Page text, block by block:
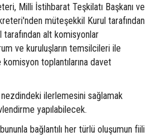
Milli İstihbarat Teşkilatı Başkanı ve
müteşekkil Kurul tarafından
tarafından alt komisyonlar
ve kuruluşların temsilcileri ile
toplantılarına davet
ilerlemesini sağlamak
yapılabilecek.
bağlantılı her türlü oluşumun fiili